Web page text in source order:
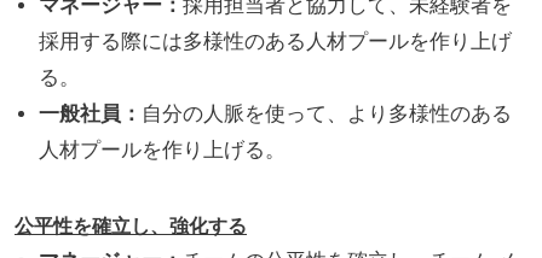
マネージャー： 採用担当者と協力して、未経験者を
採用する際には多様性のある人材プールを作り上げ
る。
一般社員： 自分の人脈を使って、より多様性のある
人材プールを作り上げる。
公平性を確立し、強化する